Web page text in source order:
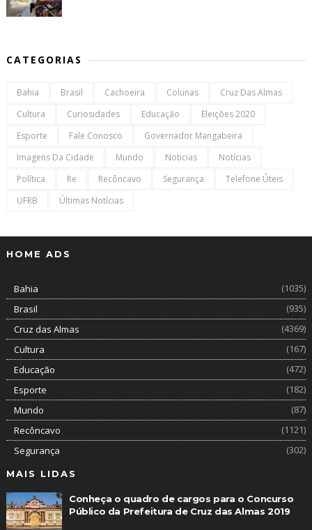
CATEGORIAS
Bahia Brasil Cachoeira Colunas
Cruz Das Almas
Cultura
Curiosidades Educação
Eleições 2020
Esporte
Fale Conosco
Governador Mangabeira
Imagens Da Cidade
Mundo Noticias
Notícias
Política
Re Recôncavo Segurança
Telefone Úteis
UFRB
Últimas Notícias
HOME ADS
Bahia
(1035)
Brasil
(935)
Cruz das Almas
(4369)
Cultura
(167)
Educação
(472)
Esporte
(182)
Mundo
(87)
Recôncavo
(1121)
Segurança
(302)
MAIS LIDAS
Conheça o quadro de cargos para o Concurso
Público da Prefeitura de Cruz das Almas 2019